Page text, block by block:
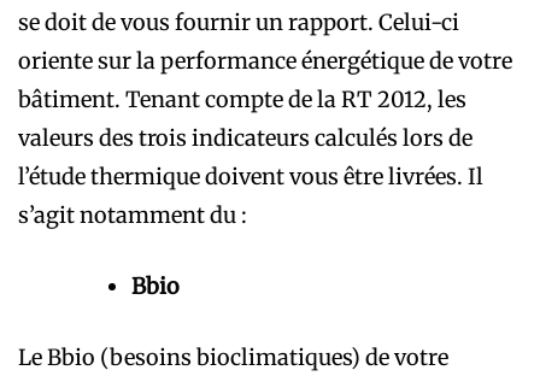
se doit de vous fournir un rapport. Celui-ci
oriente sur la performance énergétique de votre
bâtiment. Tenant compte de la RT 2012, les
valeurs des trois indicateurs calculés lors de
l’étude thermique doivent vous être livrées. Il
s’agit notamment du :
Bbio
Le Bbio (besoins bioclimatiques) de votre